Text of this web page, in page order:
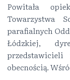
Powitała
Towarzystwa
parafialnych
Łódzkiej,
obecnością.